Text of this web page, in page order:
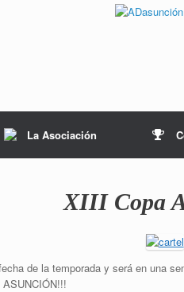
La Asociación
XIII Copa
de la temporada y será en una